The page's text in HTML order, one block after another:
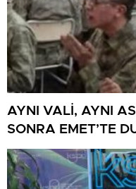
AYNI VALİ, AYNI
SONRA EMET’TE
BULUŞMA